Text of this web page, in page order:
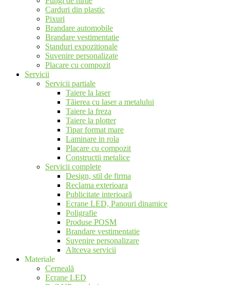
Carduri din plastic
Pixuri
Brandare automobile
Brandare vestimentatie
Standuri expozitionale
Suvenire personalizate
Placare cu compozit
Servicii
Servicii partiale
Taiere la laser
Tăierea cu laser a metalului
Taiere la freza
Taiere la plotter
Tipar format mare
Laminare in rola
Placare cu compozit
Constructii metalice
Servicii complete
Design, stil de firma
Reclama exterioara
Publicitate interioară
Ecrane LED, Panouri dinamice
Poligrafie
Produse POSM
Brandare vestimentatie
Suvenire personalizare
Altceva servicii
Materiale
Cerneală
Ecrane LED